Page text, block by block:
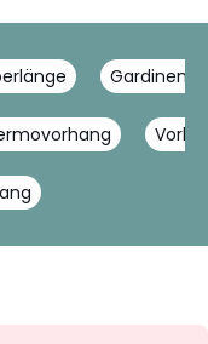
Gardinen